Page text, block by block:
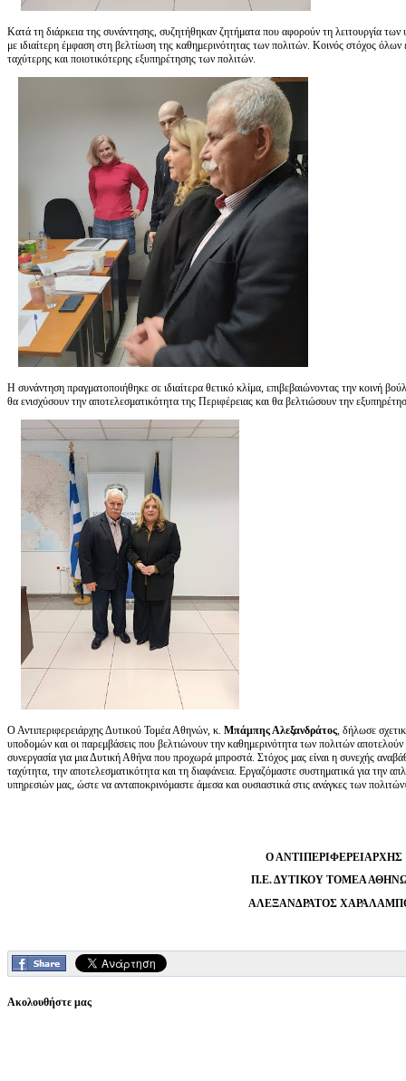
Κατά τη διάρκεια της συνάντησης, συζητήθηκαν ζητήματα που αφορούν τη λειτουργία
με ιδιαίτερη έμφαση στη βελτίωση της καθημερινότητας των πολιτών. Κοινός στόχος όλων
ταχύτερης και ποιοτικότερης εξυπηρέτησης των πολιτών.
Η συνάντηση πραγματοποιήθηκε σε ιδιαίτερα θετικό κλίμα, επιβεβαιώνοντας την κοινή
θα ενισχύσουν την αποτελεσματικότητα της Περιφέρειας και θα βελτιώσουν την
Ο Αντιπεριφερειάρχης Δυτικού Τομέα Αθηνών, κ. Μπάμπης Αλεξανδράτος, δήλωσε
υποδομών και οι παρεμβάσεις που βελτιώνουν την καθημερινότητα των πολιτών
συνεργασία για μια Δυτική Αθήνα που προχωρά μπροστά. Στόχος μας είναι η συνεχής
ταχύτητα, την αποτελεσματικότητα και τη διαφάνεια. Εργαζόμαστε συστηματικά για την
υπηρεσιών μας, ώστε να ανταποκρινόμαστε άμεσα και ουσιαστικά στις ανάγκες των
Ο ΑΝΤΙΠΕΡΙΦΕΡΕΙΑΡΧΗΣ
Π.Ε. ΔΥΤΙΚΟΥ ΤΟΜΕΑ
ΑΛΕΞΑΝΔΡΑΤΟΣ
Ακολουθήστε μας